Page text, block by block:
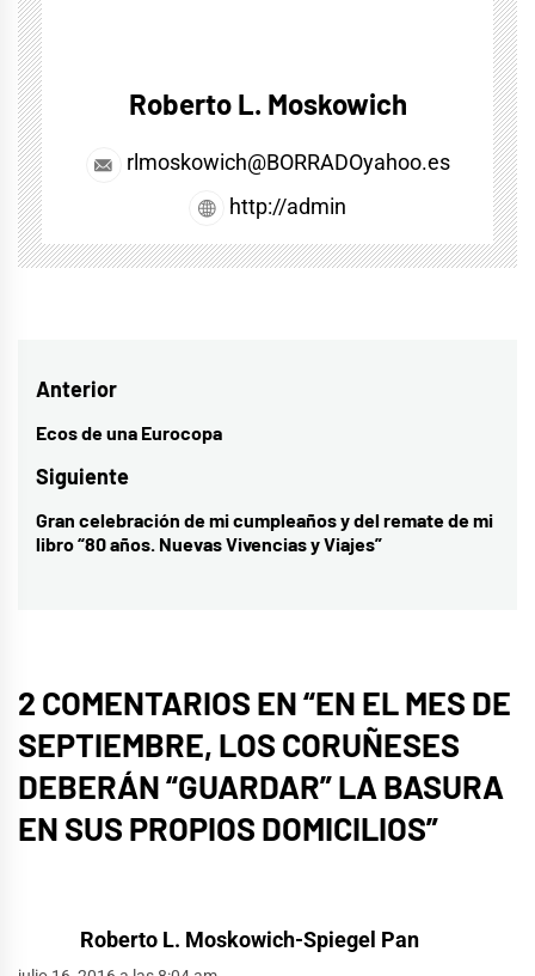
Roberto L. Moskowich
rlmoskowich@BORRADOyahoo.es
http://admin
Navegación
de
entradas
Anterior
Entrada
anterior:
Ecos de una Eurocopa
Siguiente
Entrada
siguiente:
Gran celebración de mi cumpleaños y del remate de mi
libro “80 años. Nuevas Vivencias y Viajes”
2 COMENTARIOS EN “EN EL MES DE
SEPTIEMBRE, LOS CORUÑESES
DEBERÁN “GUARDAR” LA BASURA
EN SUS PROPIOS DOMICILIOS”
Roberto L. Moskowich-Spiegel Pan